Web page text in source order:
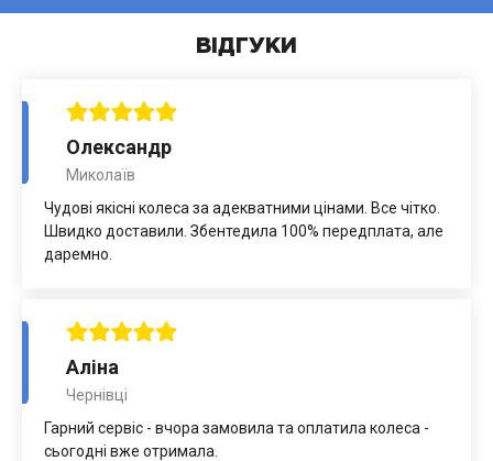
ВІДГУКИ
Олександр
Миколаїв
Чудові якісні колеса за адекватними цінами. Все чітко.
Швидко доставили. Збентедила 100% передплата, але
даремно.
Аліна
Чернівці
Гарний сервіс - вчора замовила та оплатила колеса -
сьогодні вже отримала.